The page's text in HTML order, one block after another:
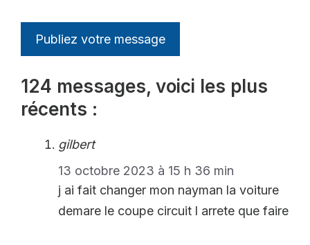
124 messages, voici les plus
récents :
gilbert
13 octobre 2023 à 15 h 36 min
j ai fait changer mon nayman la voiture
demare le coupe circuit l arrete que faire